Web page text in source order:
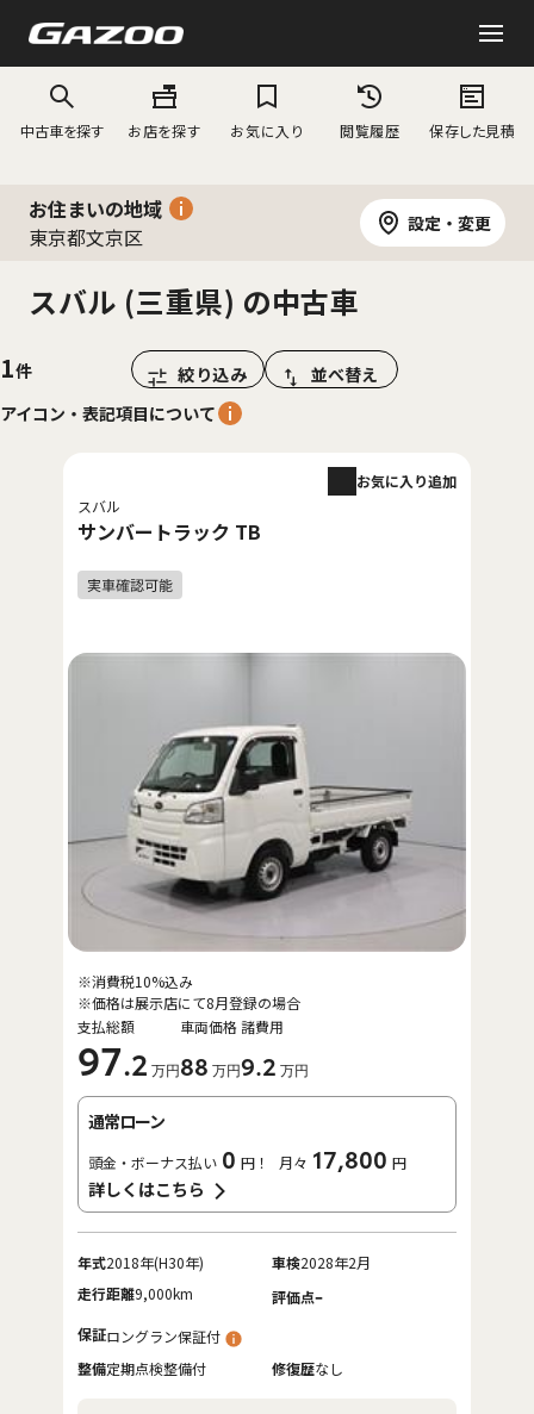
中古車を探す お店を探す お気に入り 閲覧履歴 保存した見積
お住まいの地域
東京都文京区
設定・変更
スバル (三重県) の中古車
1 絞り込み
並べ替え
アイコン・表記項目について
スバル
サンバートラック TB
お気に入り追加
支払総額
97.2 万円
車両価格
88 万円
諸費用
9.2 万円
※消費税10%込み
※価格は展示店にて8月登録の場合
通常ローン
頭金・ボーナス払い 0 円！ 月々 17,800 円
詳しくはこちら
年式2018年(H30年) 車検2028年2月
走行距離9,000km 評価点-
保証ロングラン保証付
整備定期点検整備付 修復歴なし